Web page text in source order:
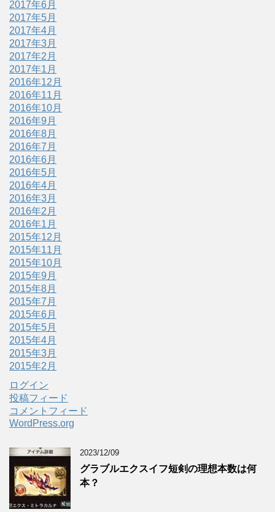
2017年6月
2017年5月
2017年4月
2017年3月
2017年2月
2017年1月
2016年12月
2016年11月
2016年10月
2016年9月
2016年8月
2016年7月
2016年6月
2016年5月
2016年4月
2016年3月
2016年2月
2016年1月
2015年12月
2015年11月
2015年10月
2015年9月
2015年8月
2015年7月
2015年6月
2015年5月
2015年4月
2015年3月
2015年2月
ログイン
投稿フィード
コメントフィード
WordPress.org
2023/12/09
グラブルエクスイフ短剣の理想本数は何
本？